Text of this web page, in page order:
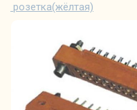
розетка(жёлтая)